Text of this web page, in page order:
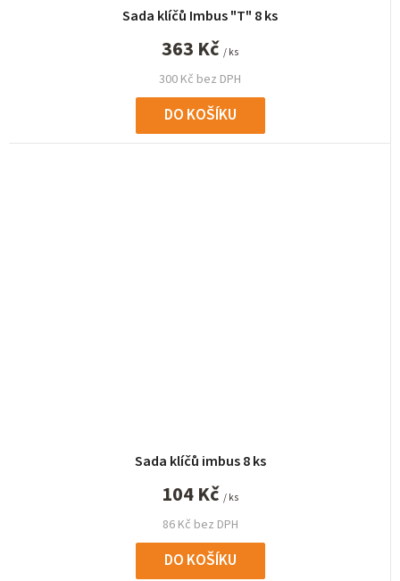
Sada klíčů Imbus "T" 8 ks
300 Kč bez DPH
363 Kč / ks
DO KOŠÍKU
Sada klíčů imbus 8 ks
86 Kč bez DPH
104 Kč / ks
DO KOŠÍKU